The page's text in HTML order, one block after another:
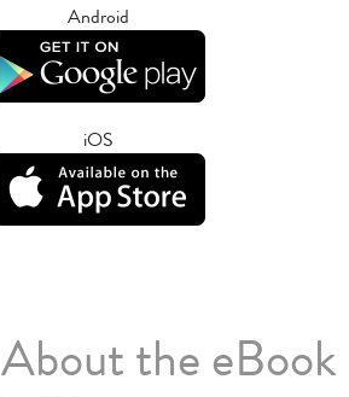
Android
iOS
About the eBook